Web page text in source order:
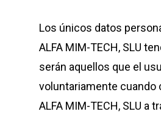
Los únicos datos
ALFA MIM-TECH, SLU
serán aquellos que el
voluntariamente cuando
ALFA MIM-TECH, SLU a